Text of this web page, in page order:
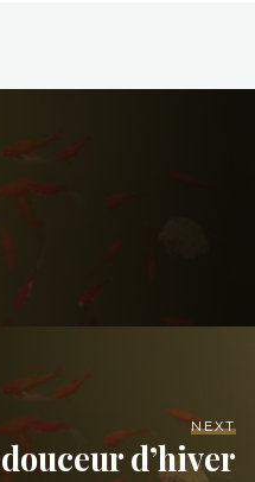
NEXT
douceur d’hiver